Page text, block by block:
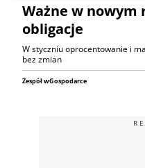
Ważne w nowym
obligacje
W styczniu oprocentowanie i
bez zmian
Zespół wGospodarce